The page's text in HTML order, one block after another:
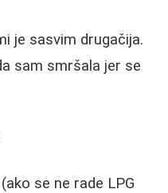
je sasvim drugačija.
sam smršala jer se
se ne rade LPG